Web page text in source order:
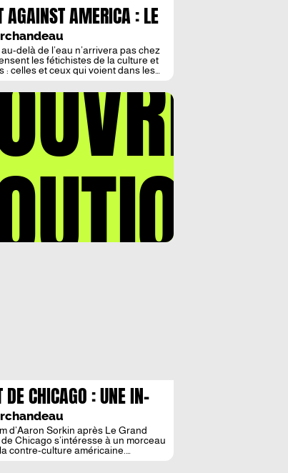
AGAINST AMERICA : LE
VERRE
delà de l’eau n’arrivera pas chez
les fétichistes de la culture et
: celles et ceux qui voient dans les
contre-factuelle, la variation
des données réelles en quoi
Against America – le livre de […]
DE CHICAGO : UNE IN-
METAPHORE
d’Aaron Sorkin après Le Grand
Chicago s’intéresse à un morceau
contre-culture américaine.